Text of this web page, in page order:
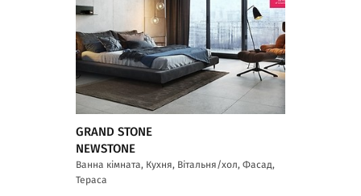
GRAND STONE
NEWSTONE
Ванна кімната, Кухня, Вітальня/хол, Фасад,
Тераса